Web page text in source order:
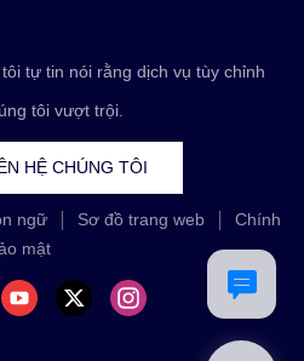
tự tin nói rằng dịch vụ tùy chỉnh
tôi vượt trội.
HỆ CHÚNG TÔI
ngữ Sơ đồ trang web
Chính
mật